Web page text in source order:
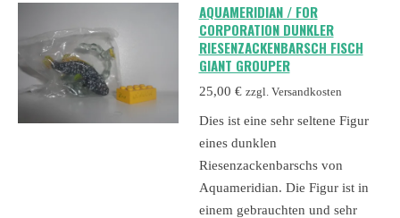
AQUAMERIDIAN / FOR
CORPORATION DUNKLER
RIESENZACKENBARSCH FISCH
GIANT GROUPER
25,00 € zzgl. Versandkosten
Dies ist eine sehr seltene Figur
eines dunklen
Riesenzackenbarschs von
Aquameridian. Die Figur ist in
einem gebrauchten und sehr